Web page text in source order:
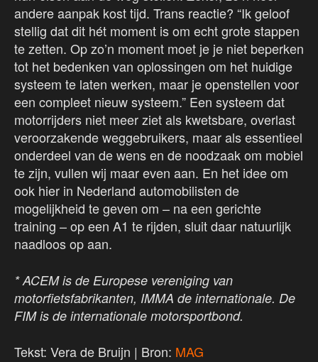
andere aanpak kost tijd. Trans reactie? “Ik geloof
stellig dat dit hét moment is om echt grote stappen
te zetten. Op zo’n moment moet je je niet beperken
tot het bedenken van oplossingen om het huidige
systeem te laten werken, maar je openstellen voor
een compleet nieuw systeem.” Een systeem dat
motorrijders niet meer ziet als kwetsbare, overlast
veroorzakende weggebruikers, maar als essentieel
onderdeel van de wens en de noodzaak om mobiel
te zijn, vullen wij maar even aan. En het idee om
ook hier in Nederland automobilisten de
mogelijkheid te geven om – na een gerichte
training – op een A1 te rijden, sluit daar natuurlijk
naadloos op aan.
* ACEM is de Europese vereniging van
motorfietsfabrikanten, IMMA de internationale. De
FIM is de internationale motorsportbond.
Tekst: Vera de Bruijn | Bron: MAG